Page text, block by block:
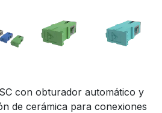
con obturador automático y
de cerámica para conexiones